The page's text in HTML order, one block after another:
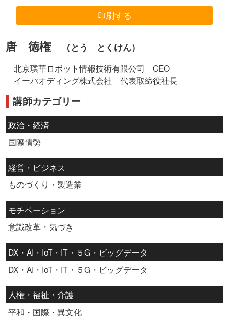
印刷する
唐 徳権 （とう とくけん）
北京璞華ロボット情報技術有限公司 CEO
イーパオディング株式会社 代表取締役社長
講師カテゴリー
政治・経済
国際情勢
経営・ビジネス
ものづくり・製造業
モチベーション
意識改革・気づき
DX・AI・IoT・IT・５G・ビッグデータ
DX・AI・IoT・IT・５G・ビッグデータ
人権・福祉・介護
平和・国際・異文化